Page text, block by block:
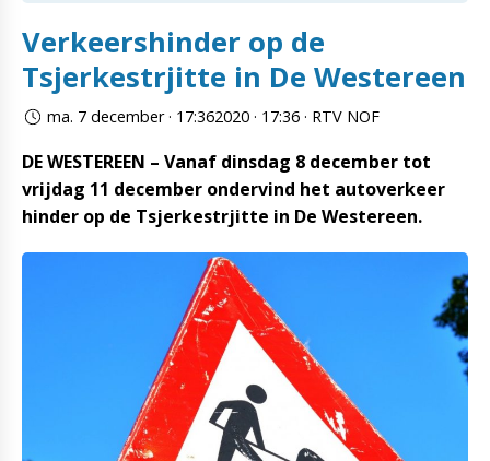
Verkeershinder op de
Tsjerkestrjitte in De Westereen
ma. 7 december · 17:362020 · 17:36 · RTV NOF
DE WESTEREEN – Vanaf dinsdag 8 december tot
vrijdag 11 december ondervind het autoverkeer
hinder op de Tsjerkestrjitte in De Westereen.